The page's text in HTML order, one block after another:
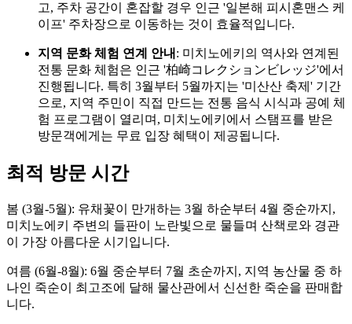
고, 주차 공간이 혼잡할 경우 인근 '일본해 피시혼맨스 케
이프' 주차장으로 이동하는 것이 효율적입니다.
지역 문화 체험 연계 안내 : 미치노에키의 역사와 연계된
전통 문화 체험은 인근 '柏崎コレクションビレッジ'에서
진행됩니다. 특히 3월부터 5월까지는 '미산산 축제' 기간
으로, 지역 주민이 직접 만드는 전통 음식 시식과 공예 체
험 프로그램이 열리며, 미치노에키에서 스탬프를 받은
방문객에게는 무료 입장 혜택이 제공됩니다.
최적 방문 시간
봄 (3월-5월): 유채꽃이 만개하는 3월 하순부터 4월 중순까지,
미치노에키 주변의 들판이 노란빛으로 물들며 산책로와 경관
이 가장 아름다운 시기입니다.
여름 (6월-8월): 6월 중순부터 7월 초순까지, 지역 농산물 중 하
나인 죽순이 최고조에 달해 물산관에서 신선한 죽순을 판매합
니다.